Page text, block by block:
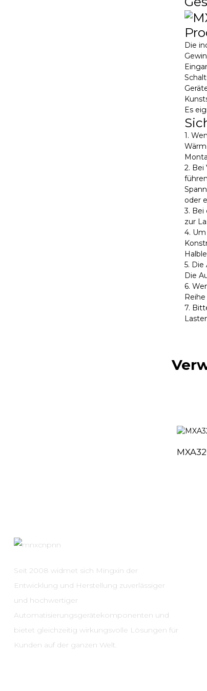
Die
Es
1.
2.
oder
3.
zur
4.
5.
Die
6.
7.
Seit 2008 widmet sich Mingxin der
Entwicklung und Herstellung zuverlässiger
und hochwertiger
Automatisierungsgerätekomponenten und
bietet gleichzeitig wirkungsvolle Lösungen für
Kunden auf der ganzen Welt.